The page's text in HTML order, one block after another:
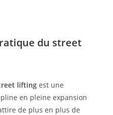
du street
lifting est une
en pleine expansion
de plus en plus de